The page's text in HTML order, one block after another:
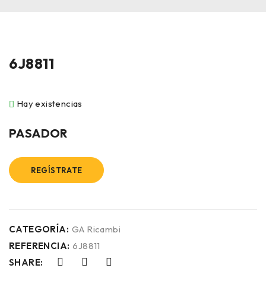
6J8811
Hay existencias
PASADOR
REGÍSTRATE
CATEGORÍA: GA Ricambi
REFERENCIA: 6J8811
SHARE: